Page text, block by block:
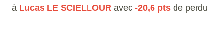
à Lucas LE SCIELLOUR avec -20,6 ptsde perdu